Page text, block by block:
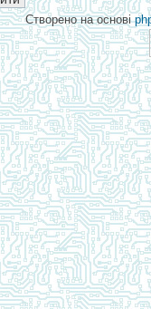
Створено на основі